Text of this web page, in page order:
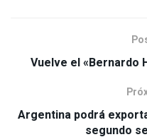
Vuelve el «Bernardo
Argentina podrá
segundo